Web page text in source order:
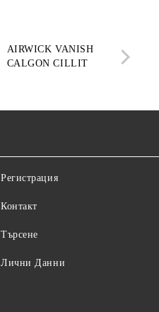
AIRWICK VANISH
CALGON CILLIT
Регистрация
Контакт
Търсене
Лични Данни